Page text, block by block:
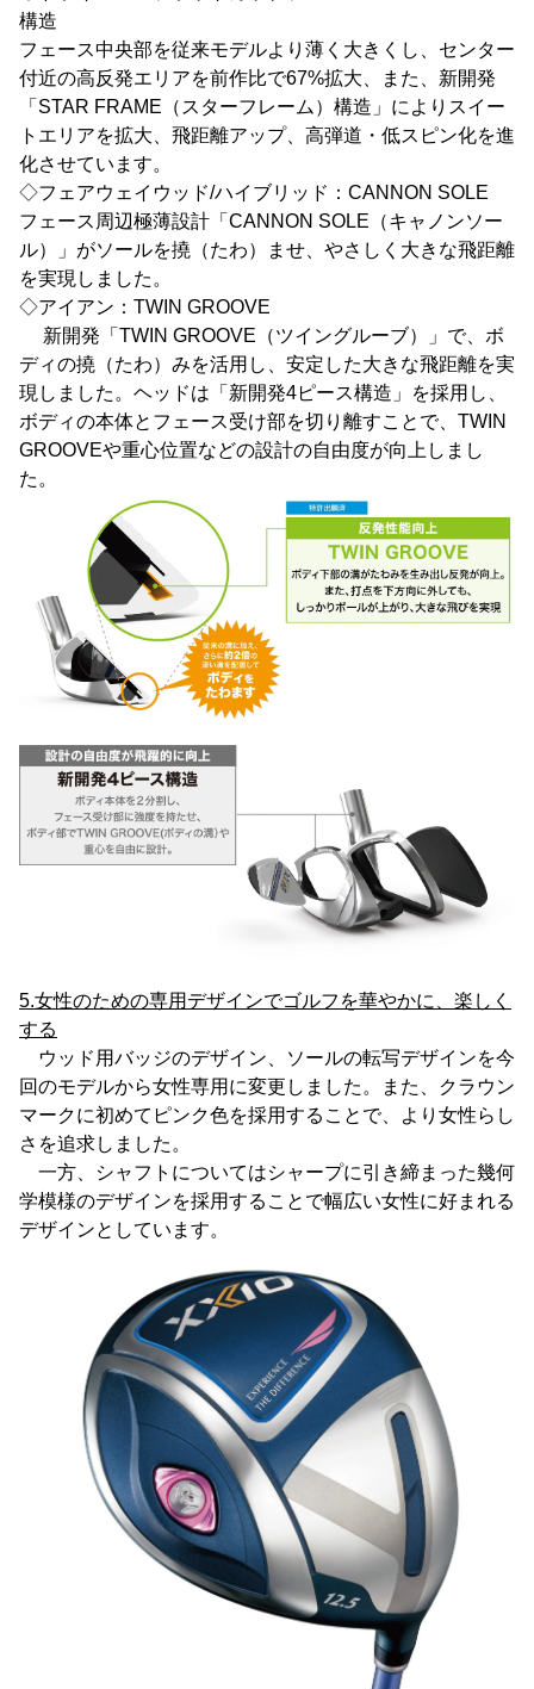
構造
フェース中央部を従来モデルより薄く大きくし、センター
付近の高反発エリアを前作比で67%拡大、また、新開発
「STAR FRAME（スターフレーム）構造」によりスイー
トエリアを拡大、飛距離アップ、高弾道・低スピン化を進
化させています。
◇フェアウェイウッド/ハイブリッド：CANNON SOLE
フェース周辺極薄設計「CANNON SOLE（キャノンソー
ル）」がソールを撓（たわ）ませ、やさしく大きな飛距離
を実現しました。
◇アイアン：TWIN GROOVE
新開発「TWIN GROOVE（ツイングルーブ）」で、ボ
ディの撓（たわ）みを活用し、安定した大きな飛距離を実
現しました。ヘッドは「新開発4ピース構造」を採用し、
ボディの本体とフェース受け部を切り離すことで、TWIN
GROOVEや重心位置などの設計の自由度が向上しまし
た。
5.女性のための専用デザインでゴルフを華やかに、楽しく
する
ウッド用バッジのデザイン、ソールの転写デザインを今
回のモデルから女性専用に変更しました。また、クラウン
マークに初めてピンク色を採用することで、より女性らし
さを追求しました。
一方、シャフトについてはシャープに引き締まった幾何
学模様のデザインを採用することで幅広い女性に好まれる
デザインとしています。